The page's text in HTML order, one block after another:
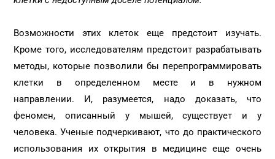
Возможности этих клеток еще предстоит изучать.
Кроме того, исследователям предстоит разрабатывать
методы, которые позволили бы перепрограммировать
клетки в определенном месте и в нужном
направлении. И, разумеется, надо доказать, что
феномен, описанный у мышей, существует и у
человека. Ученые подчеркивают, что до практического
использования их открытия в медицине еще очень